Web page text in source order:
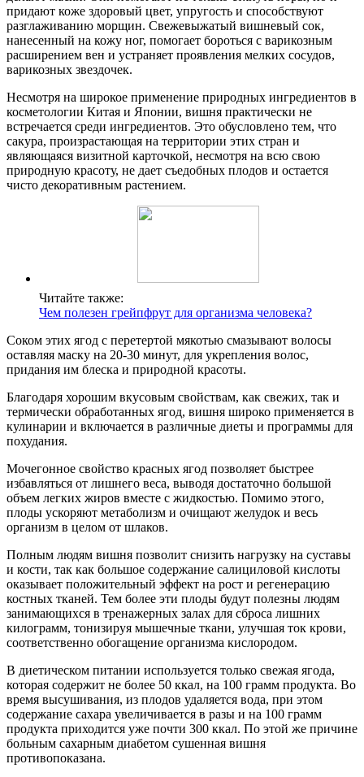
придают коже здоровый цвет, упругость и способствуют
разглаживанию морщин. Свежевыжатый вишневый сок,
нанесенный на кожу ног, помогает бороться с варикозным
расширением вен и устраняет проявления мелких сосудов,
варикозных звездочек.
Несмотря на широкое применение природных ингредиентов в
косметологии Китая и Японии, вишня практически не
встречается среди ингредиентов. Это обусловлено тем, что
сакура, произрастающая на территории этих стран и
являющаяся визитной карточкой, несмотря на всю свою
природную красоту, не дает съедобных плодов и остается
чисто декоративным растением.
Читайте также:
Чем полезен грейпфрут для организма человека?
Соком этих ягод с перетертой мякотью смазывают волосы
оставляя маску на 20-30 минут, для укрепления волос,
придания им блеска и природной красоты.
Благодаря хорошим вкусовым свойствам, как свежих, так и
термически обработанных ягод, вишня широко применяется в
кулинарии и включается в различные диеты и программы для
похудания.
Мочегонное свойство красных ягод позволяет быстрее
избавляться от лишнего веса, выводя достаточно большой
объем легких жиров вместе с жидкостью. Помимо этого,
плоды ускоряют метаболизм и очищают желудок и весь
организм в целом от шлаков.
Полным людям вишня позволит снизить нагрузку на суставы
и кости, так как большое содержание салициловой кислоты
оказывает положительный эффект на рост и регенерацию
костных тканей. Тем более эти плоды будут полезны людям
занимающихся в тренажерных залах для сброса лишних
килограмм, тонизируя мышечные ткани, улучшая ток крови,
соответственно обогащение организма кислородом.
В диетическом питании используется только свежая ягода,
которая содержит не более 50 ккал, на 100 грамм продукта. Во
время высушивания, из плодов удаляется вода, при этом
содержание сахара увеличивается в разы и на 100 грамм
продукта приходится уже почти 300 ккал. По этой же причине
больным сахарным диабетом сушенная вишня
противопоказана.